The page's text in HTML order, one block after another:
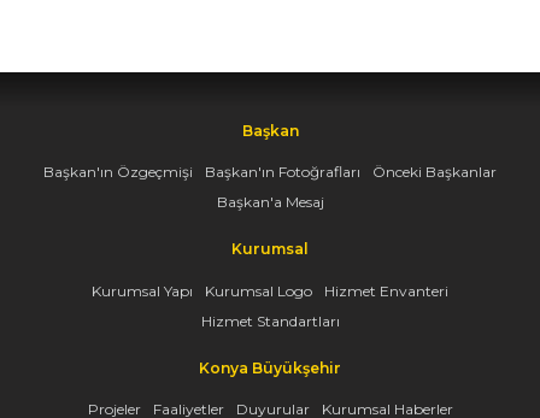
Başkan
Başkan'ın Özgeçmişi Başkan'ın Fotoğrafları
Önceki Başkanlar
Başkan'a Mesaj
Kurumsal
Kurumsal Yapı Kurumsal Logo
Hizmet Envanteri
Hizmet Standartları
Konya Büyükşehir
Projeler Faaliyetler Duyurular Kurumsal Haberler